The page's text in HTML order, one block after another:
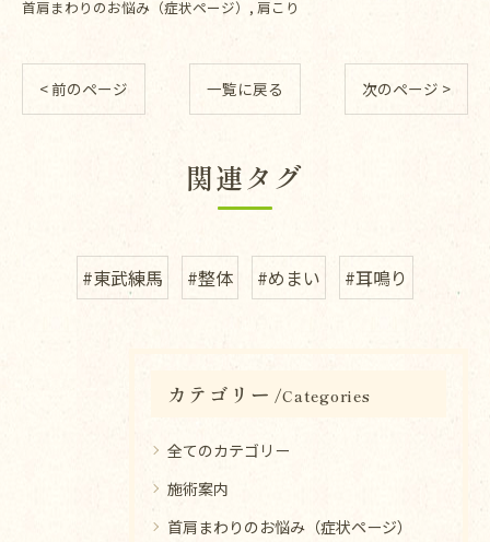
首肩まわりのお悩み（症状ページ） 肩こり
< 前のページ 一覧に戻る 次のページ >
関連タグ
#東武練馬 #整体 #めまい #耳鳴り
カテゴリー Categories
全てのカテゴリー
施術案内
首肩まわりのお悩み（症状ページ）